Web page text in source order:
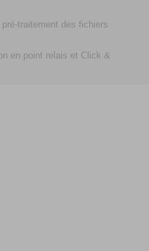
pré-traitement des fichiers
en point relais et Click &